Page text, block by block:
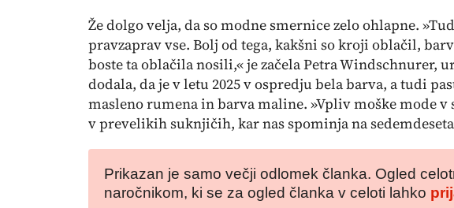
Že dolgo velja, da so modne smernice zelo ohlapne.
pravzaprav vse. Bolj od tega, kakšni so kroji oblačil,
boste ta oblačila nosili,« je začela Petra Windschnurer,
dodala, da je v letu 2025 v ospredju bela barva, a tudi
masleno rumena in barva maline. »Vpliv moške mode v
v prevelikih suknjičih, kar nas spominja na
Prikazan je samo večji odlomek članka. Ogled
naročnikom, ki se za ogled članka v celoti lahko